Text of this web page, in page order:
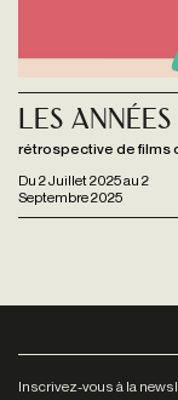
Du 2 Juillet 2025au 2
Septembre 2025
Les
rétrospective de films
Inscrivez-vous à la